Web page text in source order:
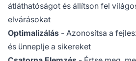
átláthatóságot és állítson fel
elvárásokat
Optimalizálás - Azonosítsa a
és ünneplje a sikereket